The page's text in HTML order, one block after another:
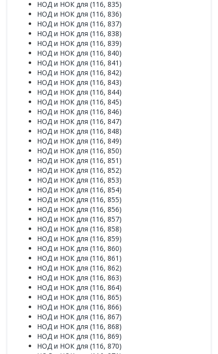
НОД и НОК для (116, 835)
НОД и НОК для (116, 836)
НОД и НОК для (116, 837)
НОД и НОК для (116, 838)
НОД и НОК для (116, 839)
НОД и НОК для (116, 840)
НОД и НОК для (116, 841)
НОД и НОК для (116, 842)
НОД и НОК для (116, 843)
НОД и НОК для (116, 844)
НОД и НОК для (116, 845)
НОД и НОК для (116, 846)
НОД и НОК для (116, 847)
НОД и НОК для (116, 848)
НОД и НОК для (116, 849)
НОД и НОК для (116, 850)
НОД и НОК для (116, 851)
НОД и НОК для (116, 852)
НОД и НОК для (116, 853)
НОД и НОК для (116, 854)
НОД и НОК для (116, 855)
НОД и НОК для (116, 856)
НОД и НОК для (116, 857)
НОД и НОК для (116, 858)
НОД и НОК для (116, 859)
НОД и НОК для (116, 860)
НОД и НОК для (116, 861)
НОД и НОК для (116, 862)
НОД и НОК для (116, 863)
НОД и НОК для (116, 864)
НОД и НОК для (116, 865)
НОД и НОК для (116, 866)
НОД и НОК для (116, 867)
НОД и НОК для (116, 868)
НОД и НОК для (116, 869)
НОД и НОК для (116, 870)